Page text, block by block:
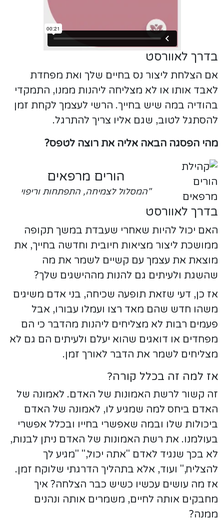
בדרך לאוורסט
אם הצלחת ליצור נס בחיים שלך ואת מפחדת
לאבד אותו או לא מצליחה ליהנות ממנו, התמקדי
בהודיה במה שיש בחייך. הרשי לעצמך לקחת זמן
להסתגל לטוב, שגם אליו צריך להתרגל.
מהי הפסגה הבאה אליה את רוצה לטפס?
הורים מרפאים
"המסלול לצמיחה, התפתחות וריפוי
בדרך לאוורסט
האם יכול להיות שאחרי שעבדת במשך תקופה
ממושכת ליצור מציאות חיובית וחדשה בחייך, את
מוצאת את עצמך עם קשיים לשמר את מה
שהשגת ולעיתים גם להנות מההישגים שלך?
אז כן, דעי שזאת תופעה שכיחה, בני אדם משיגים
משהו חדש שהם מאד רצו ועמלו עבורו, אבל
פעמים רבות לא מצליחים ליהנות מהדבר כי הם
מפחדים או דואגים שהוא יעלם ולעיתים הם גם לא
מצליחים לשמר את הדבר לאורך זמן.
אז למה זה בכלל קורה?
זה קשור לרשת האמונות של האדם. לאמונה של
האדם ביחס למה שמגיע לו, לאמונה של האדם
ביכולות שלו ובמה שאפשרי בחייו ובכלל אפשרי
בעולמנו. את רשת האמונות של האדם ניתן לבנות,
לא בכך שנגיד לאדם "אתה יכול," "מגיע לך
להצליח," ועוד, אלא בתהליך הדרגתי שלוקח זמן.
אז מה עושים עכשיו כשיש כבר הצלחה? איך
מחבקים אותה לחיים, משמרים אותה ונהנים
ממנה?